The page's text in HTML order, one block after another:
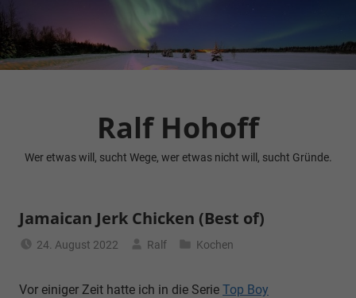
Zum
Inhalt
springen
Ralf Hohoff
Wer etwas will, sucht Wege, wer etwas nicht will, sucht Gründe.
Jamaican Jerk Chicken (Best of)
24. August 2022 Ralf Kochen
Vor einiger Zeit hatte ich in die Serie Top Boy